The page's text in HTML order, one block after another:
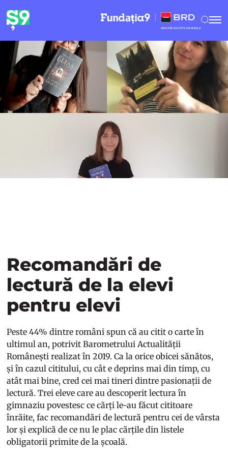
Recomandări de
lectură de la elevi
pentru elevi
Peste 44% dintre români spun că au citit o carte în
ultimul an, potrivit Barometrului Actualității
Românești realizat în 2019. Ca la orice obicei sănătos,
și în cazul cititului, cu cât e deprins mai din timp, cu
atât mai bine, cred cei mai tineri dintre pasionații de
lectură. Trei eleve care au descoperit lectura în
gimnaziu povestesc ce cărți le-au făcut cititoare
înrăite, fac recomandări de lectură pentru cei de vârsta
lor și explică de ce nu le plac cărțile din listele
obligatorii primite de la școală.